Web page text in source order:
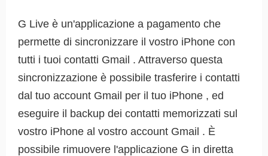
G Live è un'applicazione a pagamento che
permette di sincronizzare il vostro iPhone con
tutti i tuoi contatti Gmail . Attraverso questa
sincronizzazione è possibile trasferire i contatti
dal tuo account Gmail per il tuo iPhone , ed
eseguire il backup dei contatti memorizzati sul
vostro iPhone al vostro account Gmail . È
possibile rimuovere l'applicazione G in diretta